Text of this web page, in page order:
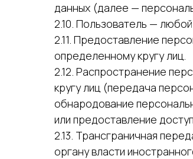
данных (далее —
2.10. Пользователь —
2.11. Предоставление
определенному кругу лиц.
2.12. Распространение
кругу лиц (передача
обнародование
или предоставление
2.13. Трансграничная
органу власти